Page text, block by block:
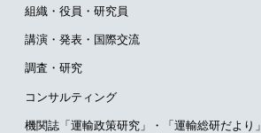
組織・役員・研究員
講演・発表・国際交流
調査・研究
コンサルティング
機関誌「運輸政策研究」・ 「運輸総研だより」